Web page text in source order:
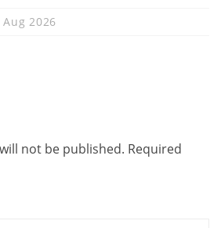
Aug 2026
not be published. Required